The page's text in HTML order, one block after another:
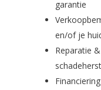
garantie
en/of je
Reparatie